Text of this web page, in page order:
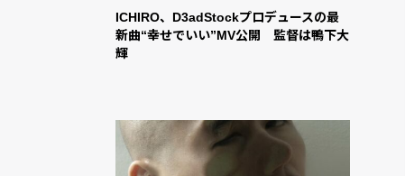
ICHIRO、D3adStockプロデュースの最
新曲“幸せでいい”MV公開 監督は鴨下大
輝